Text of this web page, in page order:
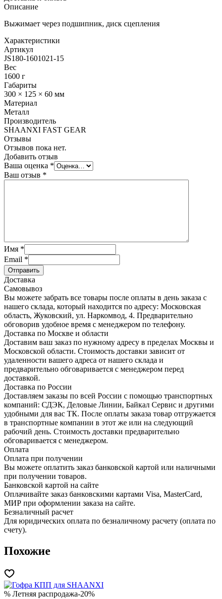
Описание
Выжимает через подшипник, диск сцепления
Характеристики
Артикул
JS180-1601021-15
Вес
1600 г
Габариты
300 × 125 × 60 мм
Материал
Металл
Производитель
SHAANXI FAST GEAR
Отзывы
Отзывов пока нет.
Добавить отзыв
Ваша оценка *
Ваш отзыв *
Имя *
Email *
Отправить
Доставка
Самовывоз
Вы можете забрать все товары после оплаты в день заказа с
нашего склада, который находится по адресу: Московская
область, Жуковский, ул. Наркомвод, 4. Предварительно
обговорив удобное время с менеджером по телефону.
Доставка по Москве и области
Доставим ваш заказ по нужному адресу в пределах Москвы и
Московской области. Стоимость доставки зависит от
удаленности вашего адреса от нашего склада и
предварительно обговаривается с менеджером перед
доставкой.
Доставка по России
Доставляем заказы по всей России с помощью транспортных
компаний: СДЭК, Деловые Линии, Байкал Сервис и другими
удобными для вас ТК. После оплаты заказа товар отгружается
в транспортные компании в этот же или на следующий
рабочий день. Стоимость доставки предварительно
обговаривается с менеджером.
Оплата
Оплата при получении
Вы можете оплатить заказ банковской картой или наличными
при получении товаров.
Банковской картой на сайте
Оплачивайте заказ банковскими картами Visa, MasterCard,
МИР при оформлении заказа на сайте.
Безналичный расчет
Для юридических оплата по безналичному расчету (оплата по
счету).
Похожие
% Летняя распродажа-20%